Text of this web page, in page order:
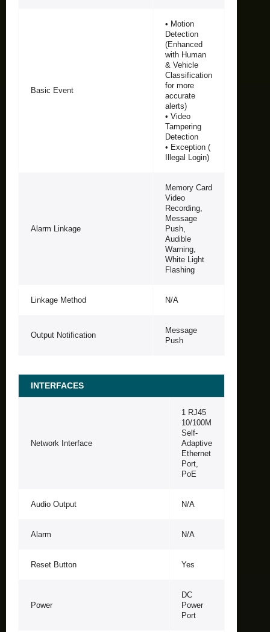
Basic Event
• Motion
Detection
(Enhanced
with Human
& Vehicle
Classification
for more
accurate
alerts)
• Video
Tampering
Detection
• Exception (
Illegal Login)
Alarm Linkage
Memory Card
Video
Recording,
Message
Push,
Audible
Warning,
White Light
Flashing
Linkage Method N/A
Output Notification
Message
Push
INTERFACES
Network Interface
1 RJ45
10/100M
Self-
Adaptive
Ethernet
Port,
PoE
Audio Output N/A
Alarm N/A
Reset Button Yes
Power
DC
Power
Port